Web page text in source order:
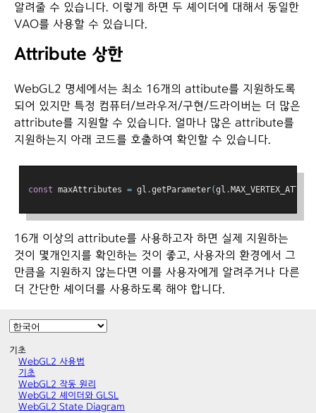
알려줄 수 있습니다. 이렇게 하면 두 셰이더에 대해서 동일한
VAO를 사용할 수 있습니다.
Attribute 상한
WebGL2 명세에서는 최소 16개의 attibute를 지원하도록
되어 있지만 특정 컴퓨터/브라우저/구현/드라이버는 더 많은
attribute를 지원할 수 있습니다. 얼마나 많은 attribute를
지원하는지 아래 코드를 호출하여 확인할 수 있습니다.
const maxAttributes = gl .getParameter(gl .
16개 이상의 attribute를 사용하고자 하면 실제 지원하는
것이 몇개인지를 확인하는 것이 좋고, 사용자의 환경에서 그
만큼을 지원하지 않는다면 이를 사용자에게 알려주거나 다른
더 간단한 셰이더를 사용하도록 해야 합니다.
기초
WebGL2 사용법
기초
WebGL2 작동 원리
WebGL2 셰이더와 GLSL
WebGL2 State Diagram